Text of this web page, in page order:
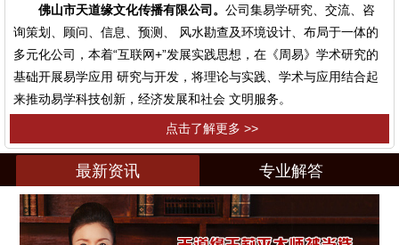
佛山市天道缘文化传播有限公司。 公司集易学研究、交流、咨
询策划、顾问、信息、预测、 风水勘查及环境设计、布局于一体的
多元化公司，本着“互联网+”发展实践思想，在《周易》学术研究的
基础开展易学应用 研究与开发，将理论与实践、学术与应用结合起
来推动易学科技创新，经济发展和社会 文明服务。
点击了解更多 >>
最新资讯 专业解答